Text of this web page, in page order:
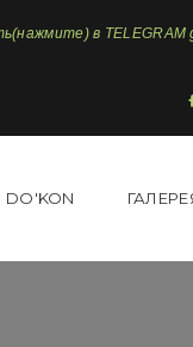
в TELEGRAM